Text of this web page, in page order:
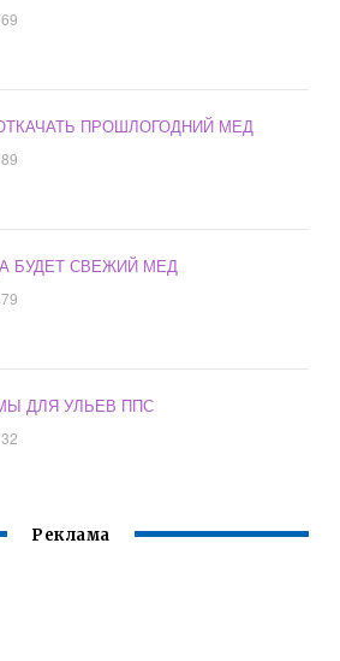
ПРОШЛОГОДНИЙ МЕД
БУДЕТ СВЕЖИЙ МЕД
ДЛЯ УЛЬЕВ ППС
Реклама